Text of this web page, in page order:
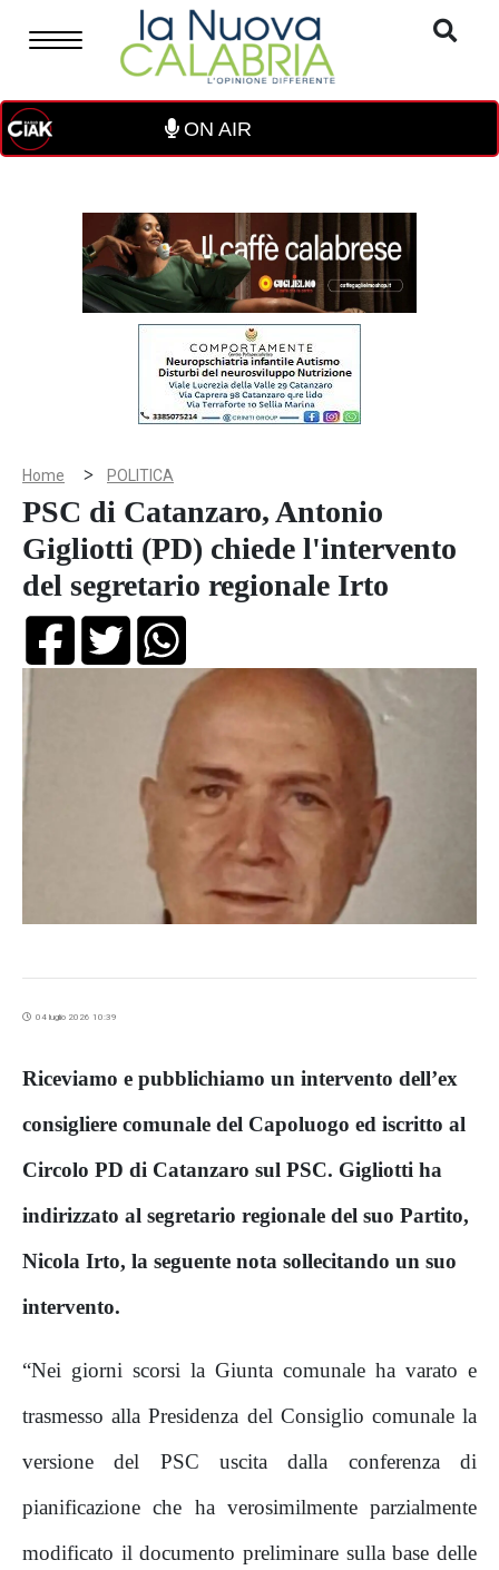
ON AIR
Home > POLITICA
PSC di Catanzaro, Antonio
Gigliotti (PD) chiede l'intervento
del segretario regionale Irto
04 luglio 2026 10:39
Riceviamo e pubblichiamo un intervento dell’ex
consigliere comunale del Capoluogo ed iscritto al
Circolo PD di Catanzaro sul PSC. Gigliotti ha
indirizzato al segretario regionale del suo Partito,
Nicola Irto, la seguente nota sollecitando un suo
intervento.
“Nei giorni scorsi la Giunta comunale ha varato e
trasmesso alla Presidenza del Consiglio comunale la
versione del PSC uscita dalla conferenza di
pianificazione che ha verosimilmente parzialmente
modificato il documento preliminare sulla base delle